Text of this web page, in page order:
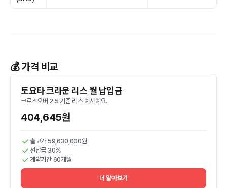
💰 가격 비교
토요타 크라운 리스 월 납입금
크로스오버 2.5 기준 리스 예시예요.
404,645원
출고가 59,630,000원
선납금 30%
계약기간 60개월
더 알아보기